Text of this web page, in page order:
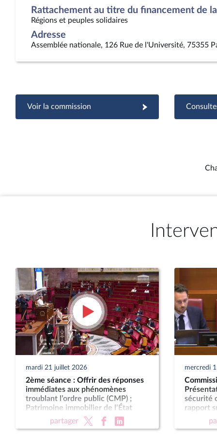
Rattachement au titre du financement de
Régions et peuples solidaires
Adresse
Assemblée nationale, 126 Rue de l'Université, 75355
Voir la commission
mardi 21 juillet 2026
2ème séance : Offrir des réponses
immédiates aux phénomènes
troublant l’ordre public (CMP) ;
Patrimoine immobilier de l’État
partager
mercredi
sécurité
rapport
de